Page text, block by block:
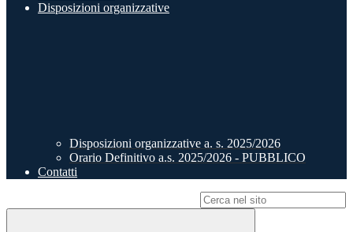
Disposizioni organizzative
Disposizioni organizzative a. s. 2025/2026
Orario Definitivo a.s. 2025/2026 - PUBBLICO
Contatti